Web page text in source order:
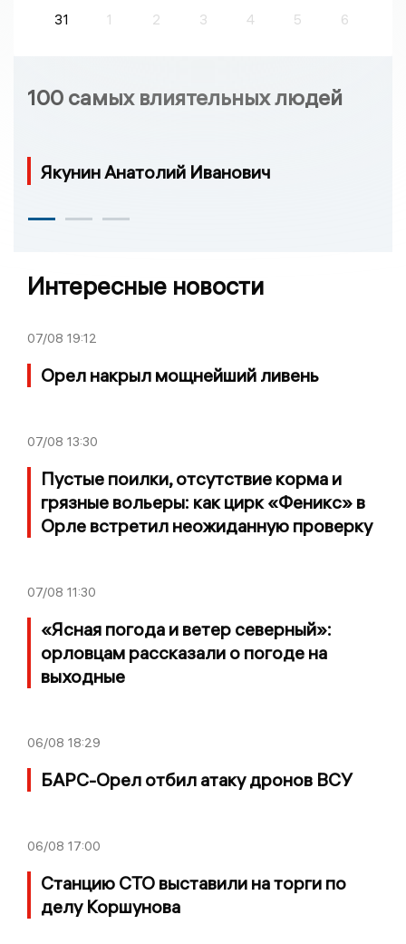
31
1 2 3 4 5 6
100 самых влиятельных людей
Якунин Анатолий Иванович
Интересные новости
07/08 19:12
Орел накрыл мощнейший ливень
07/08 13:30
Пустые поилки, отсутствие корма и
грязные вольеры: как цирк «Феникс» в
Орле встретил неожиданную проверку
07/08 11:30
«Ясная погода и ветер северный»:
орловцам рассказали о погоде на
выходные
06/08 18:29
БАРС-Орел отбил атаку дронов ВСУ
06/08 17:00
Станцию СТО выставили на торги по
делу Коршунова